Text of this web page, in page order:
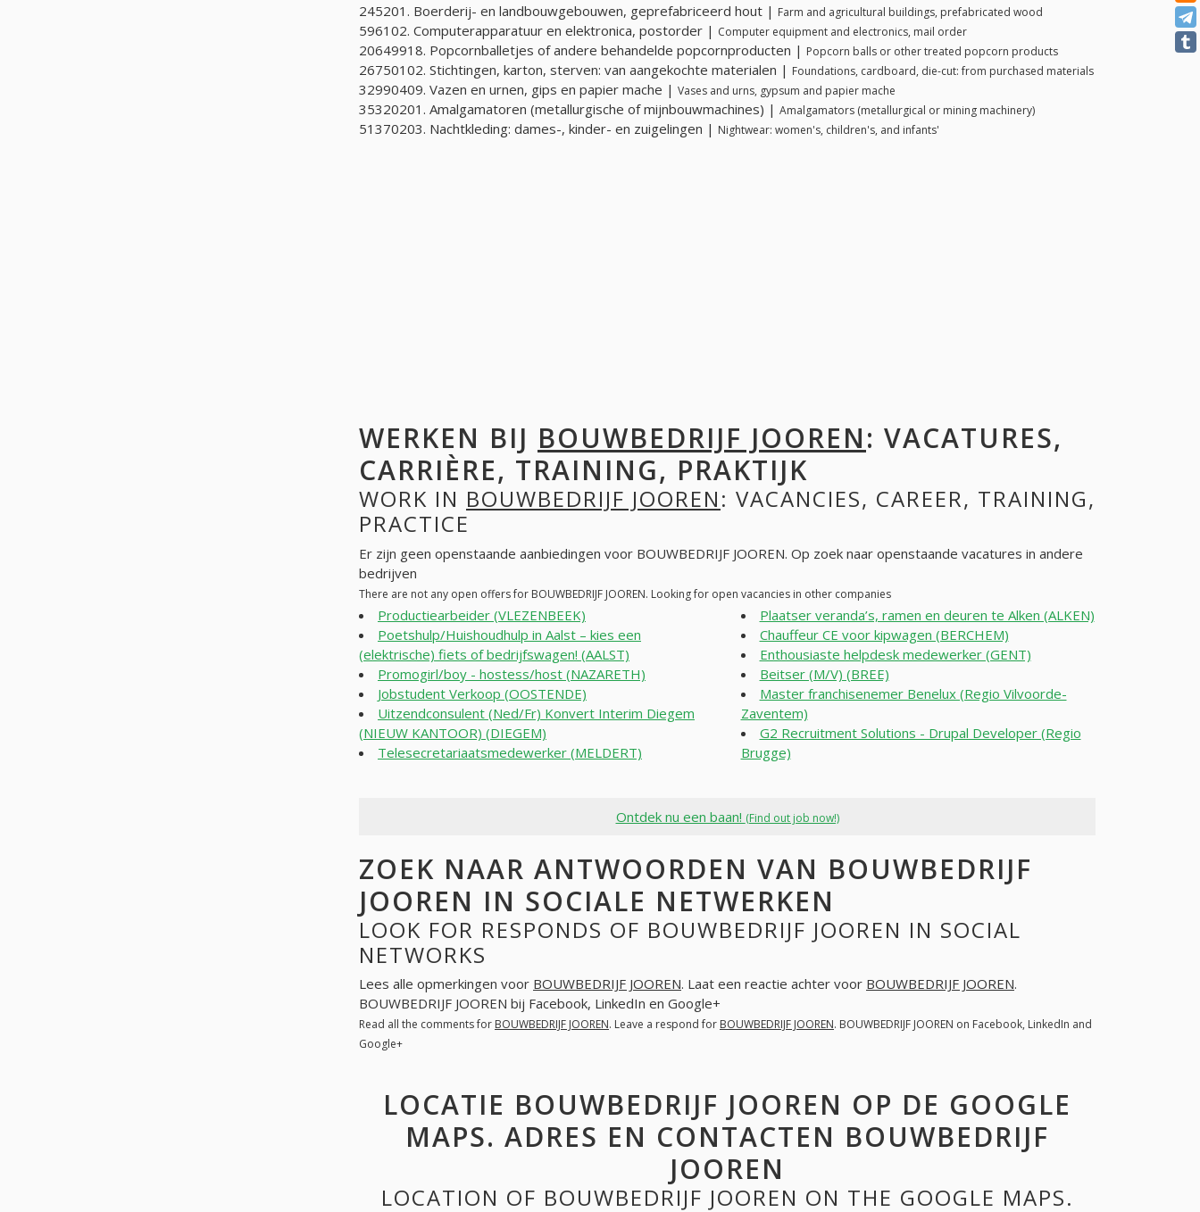
245201. Boerderij- en landbouwgebouwen, geprefabriceerd hout | Farm and agricultural buildings, prefabricated wood
596102. Computerapparatuur en elektronica, postorder | Computer equipment and electronics, mail order
20649918. Popcornballetjes of andere behandelde popcornproducten | Popcorn balls or other treated popcorn products
26750102. Stichtingen, karton, sterven: van aangekochte materialen | Foundations, cardboard, die-cut: from purchased materials
32990409. Vazen en urnen, gips en papier mache | Vases and urns, gypsum and papier mache
35320201. Amalgamatoren (metallurgische of mijnbouwmachines) | Amalgamators (metallurgical or mining machinery)
51370203. Nachtkleding: dames-, kinder- en zuigelingen | Nightwear: women's, children's, and infants'
WERKEN BIJ BOUWBEDRIJF JOOREN: VACATURES,
CARRIÈRE, TRAINING, PRAKTIJK
WORK IN BOUWBEDRIJF JOOREN: VACANCIES, CAREER, TRAINING,
PRACTICE
Er zijn geen openstaande aanbiedingen voor BOUWBEDRIJF JOOREN. Op zoek naar openstaande vacatures in andere
bedrijven
There are not any open offers for BOUWBEDRIJF JOOREN. Looking for open vacancies in other companies
Productiearbeider (VLEZENBEEK)
Poetshulp/Huishoudhulp in Aalst – kies een
(elektrische) fiets of bedrijfswagen! (AALST)
Promogirl/boy - hostess/host (NAZARETH)
Jobstudent Verkoop (OOSTENDE)
Uitzendconsulent (Ned/Fr) Konvert Interim Diegem
(NIEUW KANTOOR) (DIEGEM)
Telesecretariaatsmedewerker (MELDERT)
Plaatser veranda’s, ramen en deuren te Alken (ALKEN)
Chauffeur CE voor kipwagen (BERCHEM)
Enthousiaste helpdesk medewerker (GENT)
Beitser (M/V) (BREE)
Master franchisenemer Benelux (Regio Vilvoorde-
Zaventem)
G2 Recruitment Solutions - Drupal Developer (Regio
Brugge)
Ontdek nu een baan! (Find out job now!)
ZOEK NAAR ANTWOORDEN VAN BOUWBEDRIJF
JOOREN IN SOCIALE NETWERKEN
LOOK FOR RESPONDS OF BOUWBEDRIJF JOOREN IN SOCIAL
NETWORKS
Lees alle opmerkingen voor BOUWBEDRIJF JOOREN. Laat een reactie achter voor BOUWBEDRIJF JOOREN.
BOUWBEDRIJF JOOREN bij Facebook, LinkedIn en Google+
Read all the comments for BOUWBEDRIJF JOOREN. Leave a respond for BOUWBEDRIJF JOOREN. BOUWBEDRIJF JOOREN on Facebook, LinkedIn and
Google+
LOCATIE BOUWBEDRIJF JOOREN OP DE GOOGLE
MAPS. ADRES EN CONTACTEN BOUWBEDRIJF
JOOREN
LOCATION OF BOUWBEDRIJF JOOREN ON THE GOOGLE MAPS.